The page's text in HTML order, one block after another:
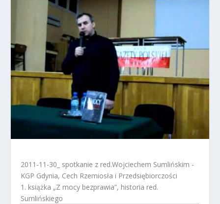
2011-11-30_ spotkanie z red.Wojciechem Sumlińskim -
KGP Gdynia, Cech Rzemiosła i Przedsiębiorczości
1. książka „Z mocy bezprawia”, historia red.
Sumlińskiego